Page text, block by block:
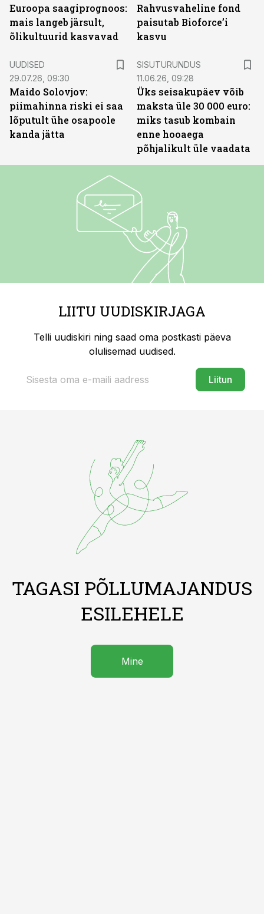
Euroopa saagiprognoos:
mais langeb järsult,
õlikultuurid kasvavad
Rahvusvaheline fond
paisutab Bioforce’i
kasvu
UUDISED
29.07.26, 09:30
Maido Solovjov:
piimahinna riski ei saa
lõputult ühe osapoole
kanda jätta
SISUTURUNDUS
11.06.26, 09:28
Üks seisakupäev võib
maksta üle 30 000 euro:
miks tasub kombain
enne hooaega
põhjalikult üle vaadata
LIITU UUDISKIRJAGA
Telli uudiskiri ning saad oma postkasti päeva
olulisemad uudised.
Liitun
TAGASI PÕLLUMAJANDUS
ESILEHELE
Mine